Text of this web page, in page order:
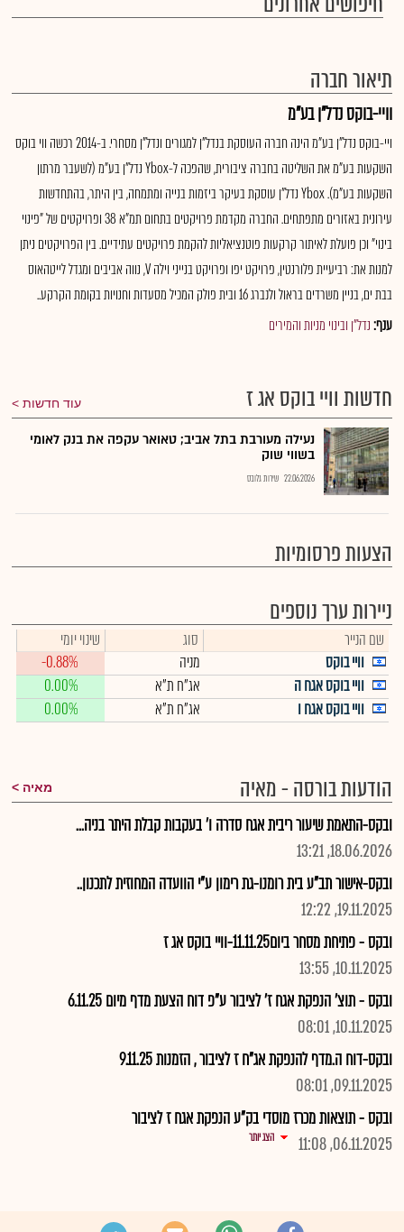
תיאור חברה
וויי-בוקס נדל"ן בע"מ
ויי-בוקס נדל"ן בע"מ הינה חברה העוסקת בנדל"ן למגורים ונדל"ן מסחרי. ב-2014 רכשה ווי בוקס
השקעות בע"מ את השליטה בחברה ציבורית, שהפכה ל-Ybox נדל"ן בע"מ (לשעבר מרתון
השקעות בע"מ). Ybox נדל"ן עוסקת בעיקר ביזמות בנייה ומתמחה, בין היתר, בהתחדשות
עירונית באזורים מתפתחים. החברה מקדמת פרויקטים בתחום תמ"א 38 ופרויקטים של "פינוי
בינוי" וכן פועלת לאיתור קרקעות פוטנציאליות להקמת פרויקטים עתידיים. בין הפרויקטים ניתן
למנות את: רביעיית פלורנטין, פרויקט יפו ופרויקט בנייני וילה V, נווה אביבים ומגדל לייטהאוס
בבת ים, בניין משרדים בראול ולנברג 16 ובית פולק המכיל מסעדות וחנויות בקומת הקרקע..
ענף:נדל"ן ובינוי מניות והמירים
חדשות וויי בוקס אג ז עוד חדשות
נעילה מעורבת בתל אביב; טאואר עקפה את בנק לאומי
בשווי שוק
22.06.2026 שירות גלובס
הצעות פרסומיות
ניירות ערך נוספים
שם הנייר סוג
שינוי יומי
וויי בוקס
מניה
-0.88%
וויי בוקס אגח ה
אג"ח ת"א
0.00%
וויי בוקס אגח ו
אג"ח ת"א 0.00%
הודעות בורסה - מאיה מאיה
ובקס-התאמת שיעור ריבית אגח סדרה ו' בעקבות קבלת היתר בניה...
18.06.2026, 13:21
ובקס-אישור תב"ע בית רומנו-גת רימון ע"י הוועדה המחוזית לתכנון..
19.11.2025, 12:22
ובקס - פתיחת מסחר ביום11.11.25-וויי בוקס אג ז
10.11.2025, 13:55
ובקס - תוצ' הנפקת אגח ז' לציבור ע"פ דוח הצעת מדף מיום 6.11.25
10.11.2025, 08:01
ובקס-דוח ה.מדף להנפקת אג"ח ז לציבור , הזמנות 9.11.25
09.11.2025, 08:01
ובקס - תוצאות מכרז מוסדי בק"ע הנפקת אגח ז לציבור
06.11.2025, 11:08
הצג יותר